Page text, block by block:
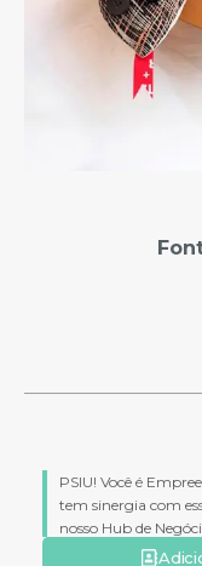
PSIU! Você é
tem sinergia com
nosso Hub de